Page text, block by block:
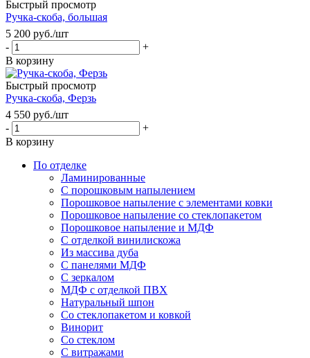
Быстрый просмотр
Ручка-скоба, большая
5 200 руб./шт
-
+
В корзину
Быстрый просмотр
Ручка-скоба, Ферзь
4 550 руб./шт
-
+
В корзину
По отделке
Ламинированные
С порошковым напылением
Порошковое напыление с элементами ковки
Порошковое напыление со стеклопакетом
Порошковое напыление и МДФ
С отделкой винилискожа
Из массива дуба
С панелями МДФ
С зеркалом
МДФ с отделкой ПВХ
Натуральный шпон
Со стеклопакетом и ковкой
Винорит
Со стеклом
С витражами